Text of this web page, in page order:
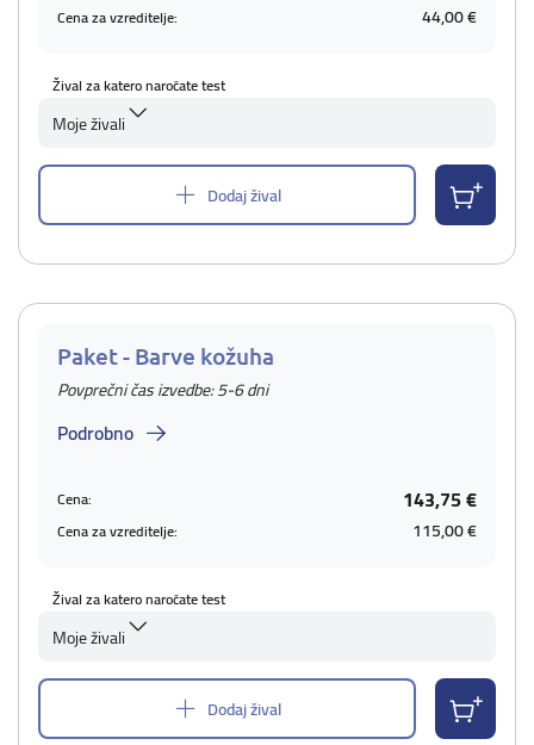
Cena za vzreditelje: 44,00 €
Žival za katero naročate test
Moje živali
Dodaj žival
Paket - Barve kožuha
Povprečni čas izvedbe: 5-6 dni
Podrobno
Cena: 143,75 €
Cena za vzreditelje: 115,00 €
Žival za katero naročate test
Moje živali
Dodaj žival